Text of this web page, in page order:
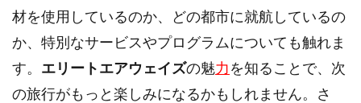
材を使用しているのか、どの都市に就航しているの
か、特別なサービスやプログラムについても触れま
す。 エリートエアウェイズの魅力を知ることで、次
の旅行がもっと楽しみになるかもしれません。さ